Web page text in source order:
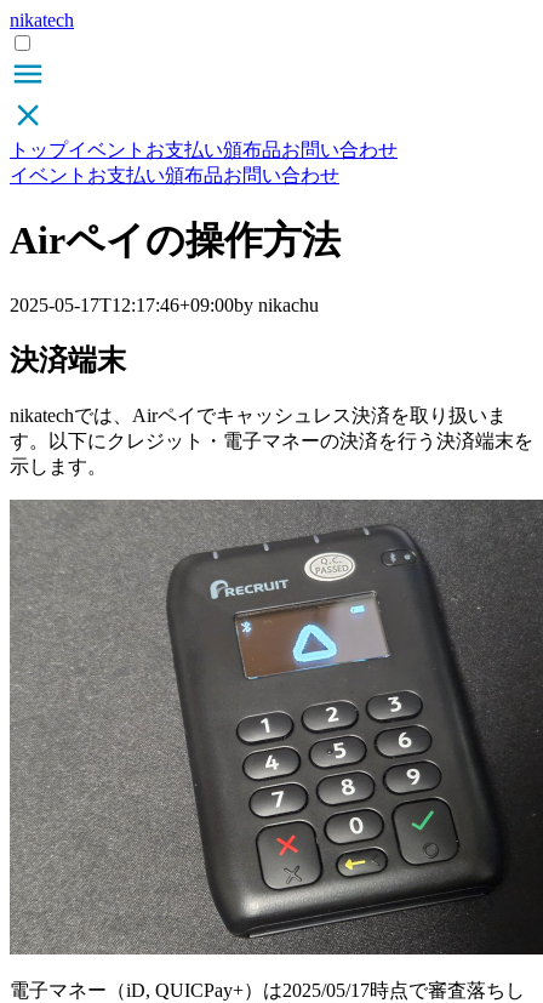
nikatech
トップイベント お支払い頒布品お問い合わせ
イベント お支払い頒布品お問い合わせ
Airペイの操作方法
2025-05-17T12:17:46+09:00by nikachu
決済端末
nikatechでは、Airペイでキャッシュレス決済を取り扱いま
す。以下にクレジット・電子マネーの決済を行う決済端末を
示します。
電子マネー（iD, QUICPay+）は2025/05/17時点で審査落ちし